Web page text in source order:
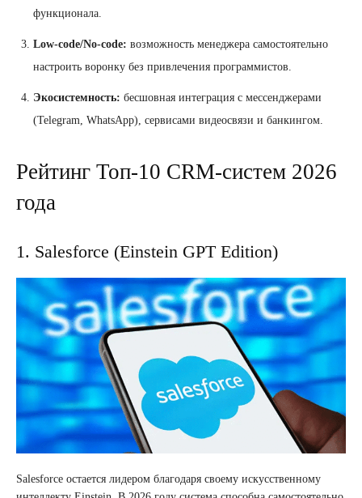
функционала.
Low-code/No-code: возможность менеджера самостоятельно
настроить воронку без привлечения программистов.
Экосистемность: бесшовная интеграция с мессенджерами
(Telegram, WhatsApp), сервисами видеосвязи и банкингом.
Рейтинг Топ-10 CRM-систем 2026
года
1. Salesforce (Einstein GPT Edition)
Salesforce остается лидером благодаря своему искусственному